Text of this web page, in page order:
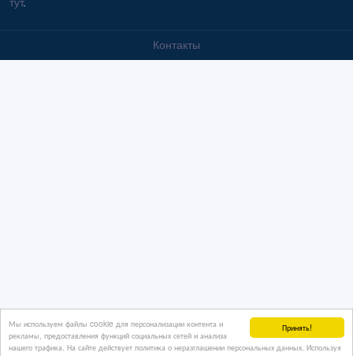
Принять!
Мы используем файлы cookie для персонализации контента и
рекламы, предоставления функций социальных сетей и анализа
нашего трафика. На сайте действует политика о неразглашении персональных данных. Используя
тут.
Контакты